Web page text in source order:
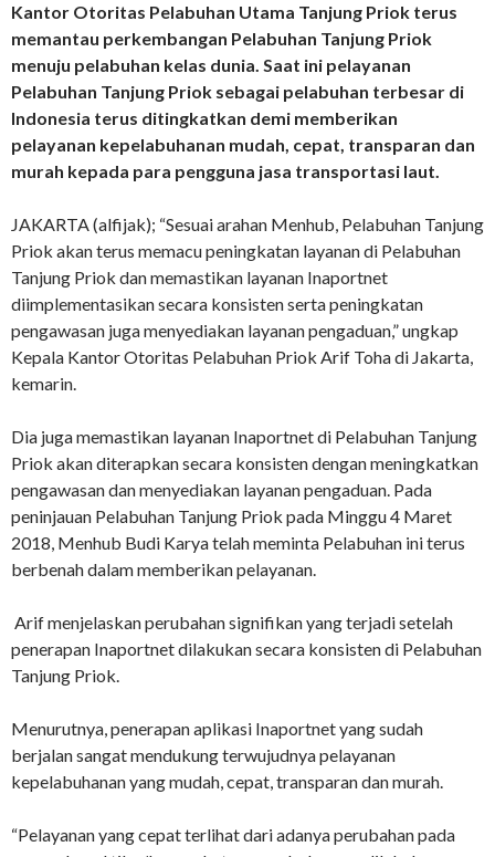
Kantor Otoritas Pelabuhan Utama Tanjung Priok terus
memantau perkembangan Pelabuhan Tanjung Priok
menuju pelabuhan kelas dunia. Saat ini pelayanan
Pelabuhan Tanjung Priok sebagai pelabuhan terbesar di
Indonesia terus ditingkatkan demi memberikan
pelayanan kepelabuhanan mudah, cepat, transparan dan
murah kepada para pengguna jasa transportasi laut.
JAKARTA (alfijak); “Sesuai arahan Menhub, Pelabuhan Tanjung
Priok akan terus memacu peningkatan layanan di Pelabuhan
Tanjung Priok dan memastikan layanan Inaportnet
diimplementasikan secara konsisten serta peningkatan
pengawasan juga menyediakan layanan pengaduan,” ungkap
Kepala Kantor Otoritas Pelabuhan Priok Arif Toha di Jakarta,
kemarin.
Dia juga memastikan layanan Inaportnet di Pelabuhan Tanjung
Priok akan diterapkan secara konsisten dengan meningkatkan
pengawasan dan menyediakan layanan pengaduan. Pada
peninjauan Pelabuhan Tanjung Priok pada Minggu 4 Maret
2018, Menhub Budi Karya telah meminta Pelabuhan ini terus
berbenah dalam memberikan pelayanan.
Arif menjelaskan perubahan signifikan yang terjadi setelah
penerapan Inaportnet dilakukan secara konsisten di Pelabuhan
Tanjung Priok.
Menurutnya, penerapan aplikasi Inaportnet yang sudah
berjalan sangat mendukung terwujudnya pelayanan
kepelabuhanan yang mudah, cepat, transparan dan murah.
“Pelayanan yang cepat terlihat dari adanya perubahan pada